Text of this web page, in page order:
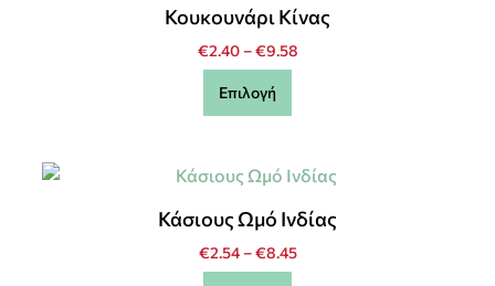
Κουκουνάρι Κίνας
€2.40 – €9.58
Επιλογή
Κάσιους Ωμό Ινδίας
€2.54 – €8.45